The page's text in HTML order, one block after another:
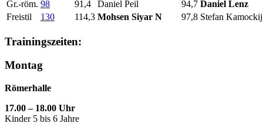
Gr.-röm. 98 91,4 Daniel Peil 94,7 Daniel Lenz
Freistil
130 114,3 Mohsen Siyar N 97,8 Stefan Kamockij
Trainingszeiten:
Montag
Römerhalle
17.00 – 18.00 Uhr
Kinder 5 bis 6 Jahre